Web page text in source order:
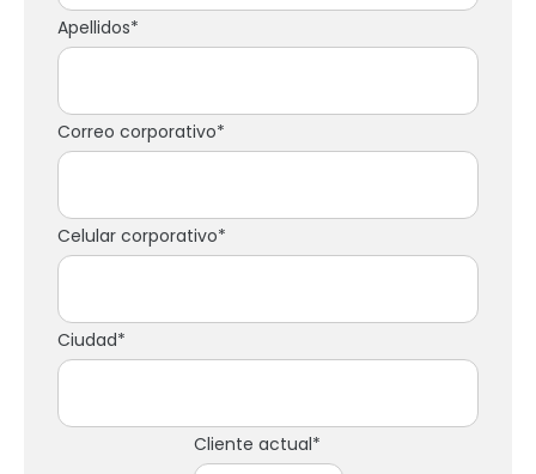
Apellidos*
Correo corporativo*
Celular corporativo*
Ciudad*
Cliente actual*